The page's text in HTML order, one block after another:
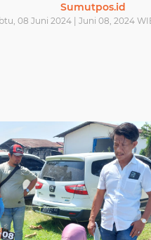
Sumutpos.id
08 Juni 2024 | Juni 08, 2024